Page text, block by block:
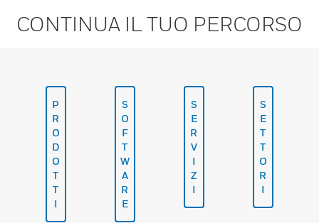
CONTINUA IL TUO PERCORSO
P
R
O
D
O
T
T
I
S
O
F
T
W
A
R
E
S
E
R
V
I
Z
I
S
E
T
T
O
R
I